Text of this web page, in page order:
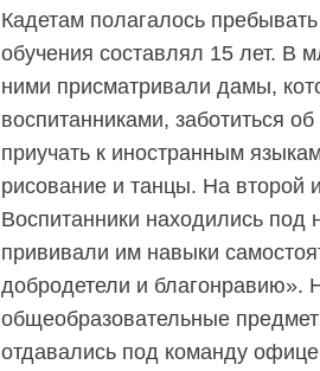
Кадетам полагалось
обучения составлял 15 лет. В
ними присматривали дамы,
воспитанниками, заботиться
приучать к иностранным
рисование и танцы. На второй
Воспитанники находились
прививали им навыки
добродетели и благонравию».
общеобразовательные
отдавались под команду